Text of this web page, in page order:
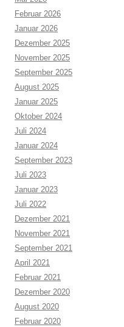
Februar 2026
Januar 2026
Dezember 2025
November 2025
September 2025
August 2025
Januar 2025
Oktober 2024
Juli 2024
Januar 2024
September 2023
Juli 2023
Januar 2023
Juli 2022
Dezember 2021
November 2021
September 2021
April 2021
Februar 2021
Dezember 2020
August 2020
Februar 2020